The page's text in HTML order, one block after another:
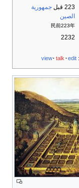
223 قبل
جمهورية
الصين
民前223年
2232
view talk edit